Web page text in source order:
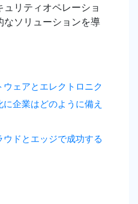
ュリティオペレーショ
なソリューションを導
ウェアとエレクトロニク
企業はどのように備え
ドとエッジで成功する